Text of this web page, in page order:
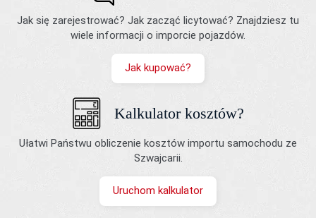
Jak się zarejestrować? Jak zacząć licytować? Znajdziesz tu
wiele informacji o imporcie pojazdów.
Jak kupować?
Kalkulator kosztów?
Ułatwi Państwu obliczenie kosztów importu samochodu ze
Szwajcarii.
Uruchom kalkulator